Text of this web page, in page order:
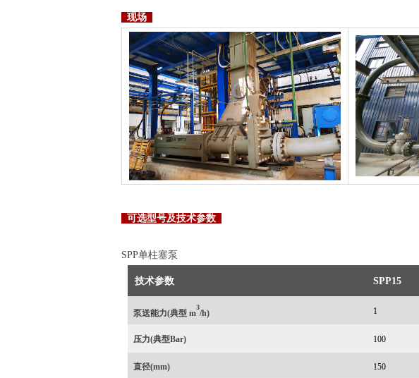
现场
可选型号及技术参数
SPP单柱塞泵
技术参数 SPP15
泵送能力(典型 m
3
/h) 1
压力(典型Bar) 100
直径(mm) 150